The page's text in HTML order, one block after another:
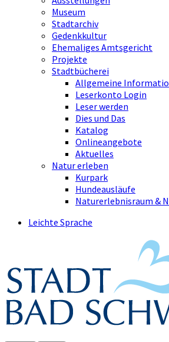
Museum
Stadtarchiv
Gedenkkultur
Ehemaliges Amtsgericht
Projekte
Stadtbücherei
Allgemeine
Leserkonto Login
Leser werden
Dies und Das
Katalog
Onlineangebote
Aktuelles
Natur erleben
Kurpark
Hundeausläufe
Naturerlebnisraum &
Leichte Sprache